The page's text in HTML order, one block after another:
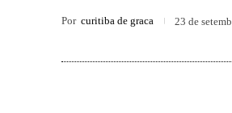
Por curitiba de graca 23 de